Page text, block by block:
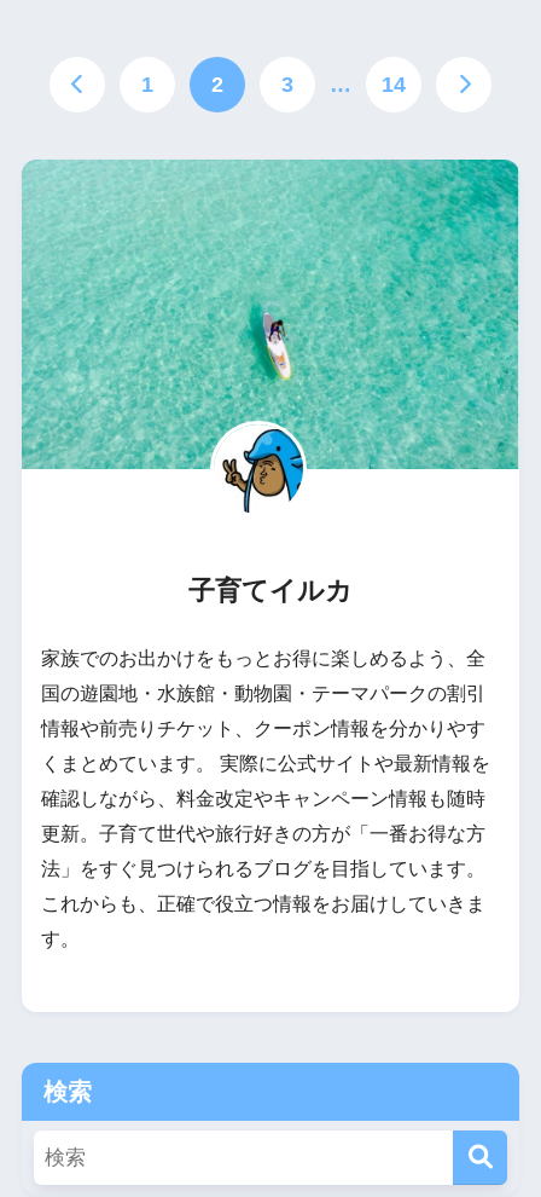
1 2 3 … 14
子育てイルカ
家族でのお出かけをもっとお得に楽しめるよう、全
国の遊園地・水族館・動物園・テーマパークの割引
情報や前売りチケット、クーポン情報を分かりやす
くまとめています。 実際に公式サイトや最新情報を
確認しながら、料金改定やキャンペーン情報も随時
更新。子育て世代や旅行好きの方が「一番お得な方
法」をすぐ見つけられるブログを目指しています。
これからも、正確で役立つ情報をお届けしていきま
す。
検索